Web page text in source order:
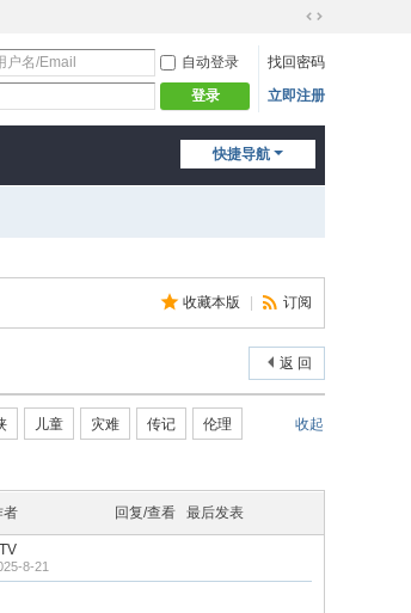
换
宽
版
自动登录
找回密码
登录 立即注册
快捷导航
收藏本版 订阅
返 回
收起
儿童 灾难 传记 伦理
者 回复/查看 最后发表
8-21